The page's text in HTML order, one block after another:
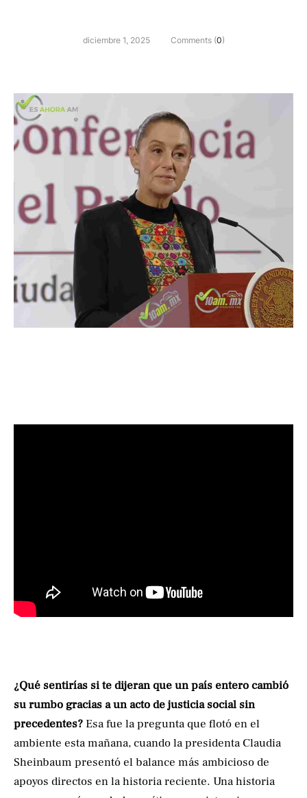
diciembre 1, 2025 Comments (0)
¿Qué sentirías si te dijeran que un país entero cambió
su rumbo gracias a un acto de justicia social sin
precedentes? Esa fue la pregunta que flotó en el
ambiente esta mañana, cuando la presidenta Claudia
Sheinbaum presentó el balance más ambicioso de
apoyos directos en la historia reciente. Una historia